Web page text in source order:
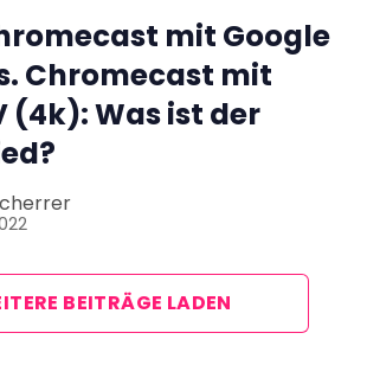
mit Google
Chromecast mit
(4k): Was ist der
BEITRÄGE LADEN